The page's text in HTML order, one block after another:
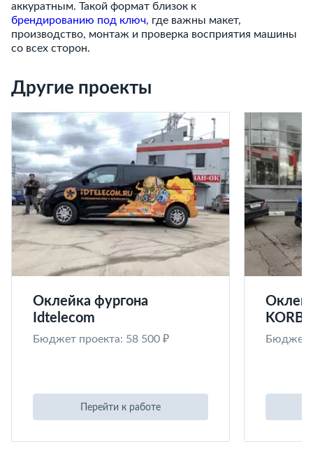
аккуратным. Такой формат близок к
брендированию под ключ, где важны макет,
производство, монтаж и проверка восприятия машины
со всех сторон.
Другие проекты
Оклейка фургона
Idtelecom
Бюджет проекта: 58 500 ₽
Перейти к работе
KORB
Бюджет